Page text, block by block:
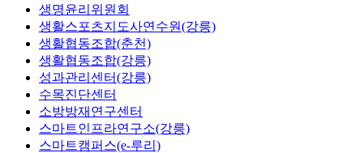
생명윤리위원회
생활스포츠지도사연수원(강릉)
생활협동조합(춘천)
생활협동조합(강릉)
성과관리센터(강릉)
수목진단센터
소방방재연구센터
스마트인프라연구소(강릉)
스마트캠퍼스(e-루리)